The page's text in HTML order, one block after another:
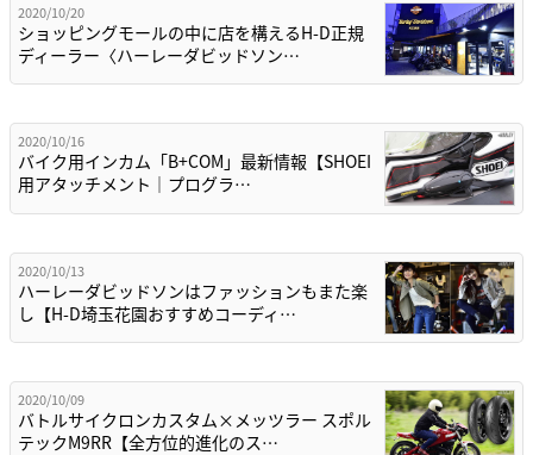
2020/10/20
ショッピングモールの中に店を構えるH-D正規
ディーラー〈ハーレーダビッドソン…
2020/10/16
バイク用インカム「B+COM」最新情報【SHOEI
用アタッチメント｜プログラ…
2020/10/13
ハーレーダビッドソンはファッションもまた楽
し【H-D埼玉花園おすすめコーディ…
2020/10/09
バトルサイクロンカスタム×メッツラー スポル
テックM9RR【全方位的進化のス…